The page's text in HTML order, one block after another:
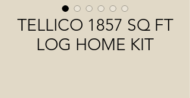
TELLICO 1857 SQ FT
LOG HOME KIT